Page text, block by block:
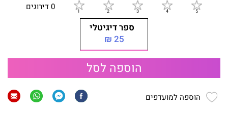
0 דירוגים
ספר דיגיטלי
25 ₪
הוספה לסל
הוספה למועדפים